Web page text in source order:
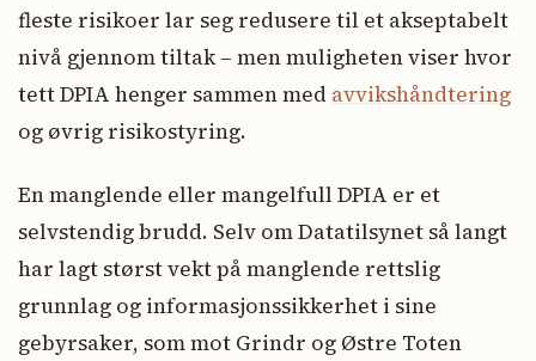
fleste risikoer lar seg redusere til et akseptabelt
nivå gjennom tiltak – men muligheten viser hvor
tett DPIA henger sammen med avvikshåndtering
og øvrig risikostyring.
En manglende eller mangelfull DPIA er et
selvstendig brudd. Selv om Datatilsynet så langt
har lagt størst vekt på manglende rettslig
grunnlag og informasjonssikkerhet i sine
gebyrsaker, som mot Grindr og Østre Toten